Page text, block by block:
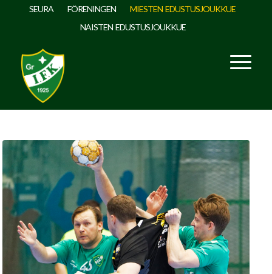
SEURA FÖRENINGEN
MIESTEN EDUSTUSJOUKKUE
NAISTEN EDUSTUSJOUKKUE